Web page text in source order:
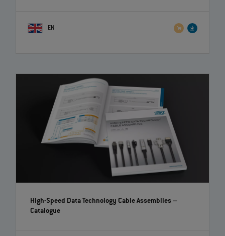
EN
High-Speed Data Technology Cable Assemblies–
Catalogue